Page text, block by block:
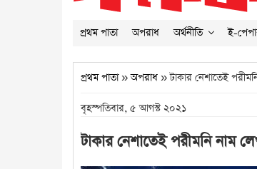
প্রথম পাতা অপরাধ অর্থনীতি ই-
প্রথম পাতা»অপরাধ » টাকার নেশাতেই
বৃহস্পতিবার, ৫ আগস্ট ২০২১
টাকার নেশাতেই পরীমনি নাম